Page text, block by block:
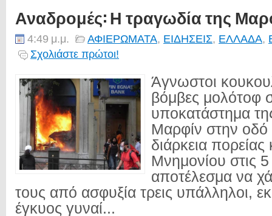
Αναδρομές: Η τραγωδία της
4:49 μ.μ. ΑΦΙΕΡΩΜΑΤΑ, ΕΙΔΗΣΕΙΣ, ΕΛΛΑΔΑ,
Σχολιάστε πρώτοι!
Άγνωστοι
βόμβες μολότοφ
υποκατάστημα
Μαρφίν στην οδό
διάρκεια πορείας
Μνημονίου στις
αποτέλεσμα να
τους από ασφυξία τρεις υπάλληλοι,
έγκυος γυναί...